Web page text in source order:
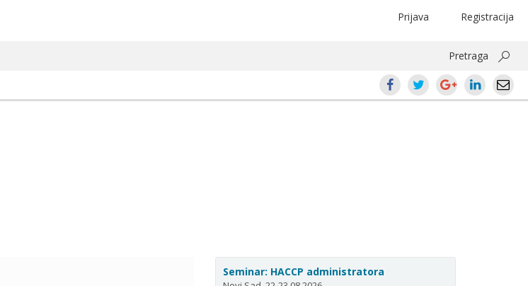
Registracija
Prijava
Pretraga
Seminar: HACCP administratora